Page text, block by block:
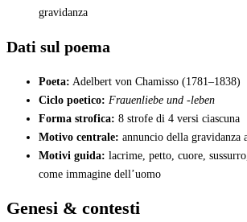
gravidanza
Dati sul poema
Poeta: Adelbert von Chamisso (1781–1838)
Ciclo poetico: Frauenliebe und -leben
Forma strofica: 8 strofe di 4 versi ciascuna
Motivo centrale: annuncio della gravidanza
Motivi guida: lacrime, petto, cuore,
come immagine dell’uomo
Genesi & contesti